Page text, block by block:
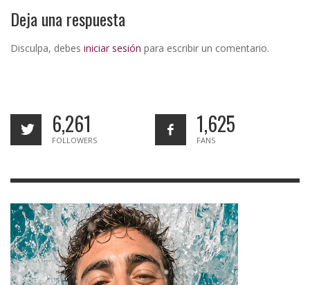
Deja una respuesta
Disculpa, debes iniciar sesión para escribir un comentario.
6,261
FOLLOWERS
1,625
FANS